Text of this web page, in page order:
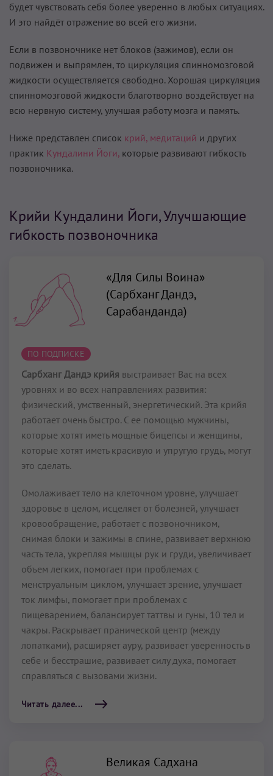
будет чувствовать себя более уверенно в любых ситуациях.
И это найдёт отражение во всей его жизни.
Если в позвоночнике нет блоков (зажимов), если он
подвижен и выпрямлен, то циркуляция спинномозговой
жидкости осуществляется свободно. Хорошая циркуляция
спинномозговой жидкости благотворно воздействует на
всю нервную систему, улучшая работу мозга и память.
Ниже представлен список крий, медитаций и других
практик Кундалини Йоги, которые развивают гибкость
позвоночника.
Крийи Кундалини Йоги, Улучшающие
гибкость позвоночника
«Для Силы Воина»
(Сарбханг Дандэ,
Сарабанданда)
ПО ПОДПИСКЕ
Сарбханг Дандэ крийя выстраивает Вас на всех
уровнях и во всех направлениях развития:
физический, умственный, энергетический. Эта крийя
работает очень быстро. С ее помощью мужчины,
которые хотят иметь мощные бицепсы и женщины,
которые хотят иметь красивую и упругую грудь, могут
это сделать.
Омолаживает тело на клеточном уровне, улучшает
здоровье в целом, исцеляет от болезней, улучшает
кровообращение, работает с позвоночником,
снимая блоки и зажимы в спине, развивает верхнюю
часть тела, укрепляя мышцы рук и груди, увеличивает
объем легких, помогает при проблемах с
менструальным циклом, улучшает зрение, улучшает
ток лимфы, помогает при проблемах с
пищеварением, балансирует таттвы и гуны, 10 тел и
чакры. Раскрывает пранической центр (между
лопатками), расширяет ауру, развивает уверенность в
себе и бесстрашие, развивает силу духа, помогает
справляться с вызовами жизни.
Читать далее...
Великая Садхана